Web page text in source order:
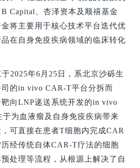
Capital、杏泽资本及顺禧基金
将主要用于核心技术平台迭代优
在自身免疫疾病领域的临床转化
2025年6月25日，系北京沙砾生
的in vivo CAR-T平台分拆而
向LNP递送系统开发的in vivo
为血液瘤及自身免疫疾病带来
可直接在患者T细胞内完成CAR
经传统自体CAR-T疗法的细胞
处理等流程，从根源上解决了自